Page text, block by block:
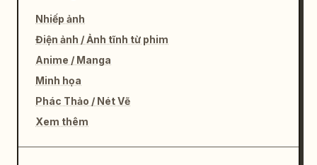
Nhiếp ảnh
Điện ảnh / Ảnh tĩnh từ phim
Anime / Manga
Minh họa
Phác Thảo / Nét Vẽ
Xem thêm